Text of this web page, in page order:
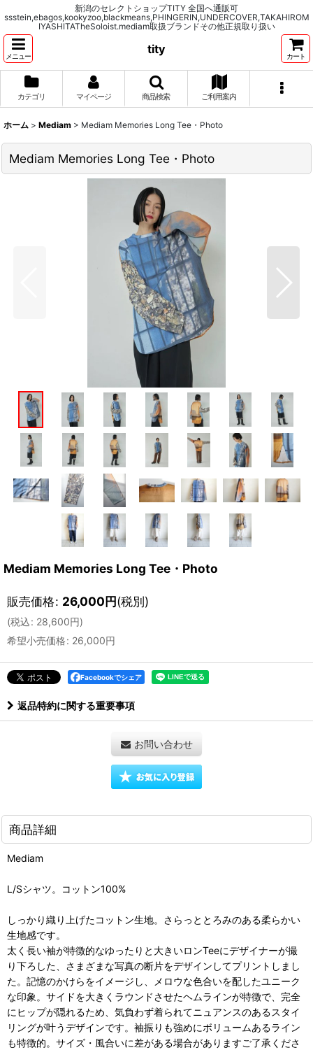
新潟のセレクトショップTITY 全国へ通販可
ssstein,ebagos,kookyzoo,blackmeans,PHINGERIN,UNDERCOVER,TAKAHIROM
IYASHITATheSoloist.mediam取扱ブランドその他正規取り扱い
メニュー
tity
カート
カテゴリ マイページ 商品検索 ご利用案内
ホーム > Mediam > Mediam Memories Long Tee・Photo
Mediam Memories Long Tee・Photo
Mediam Memories Long Tee・Photo
販売価格: 26,000円(税別)
(税込: 28,600円)
希望小売価格: 26,000円
Facebookでシェア
返品特約に関する重要事項
お問い合わせ
商品詳細
Mediam
L/Sシャツ。コットン100%
しっかり織り上げたコットン生地。さらっととろみのある柔らかい
生地感です。
太く長い袖が特徴的なゆったりと大きいロンTeeにデザイナーが撮
り下ろした、さまざまな写真の断片をデザインしてプリントしまし
た。記憶のかけらをイメージし、メロウな色合いを配したユニーク
な印象。サイドを大きくラウンドさせたヘムラインが特徴で、完全
にヒップが隠れるため、気負わず着られてニュアンスのあるスタイ
リングが叶うデザインです。袖振りも強めにボリュームあるライン
も特徴的。サイズ・風合いに差がある場合がありますご了承くださ